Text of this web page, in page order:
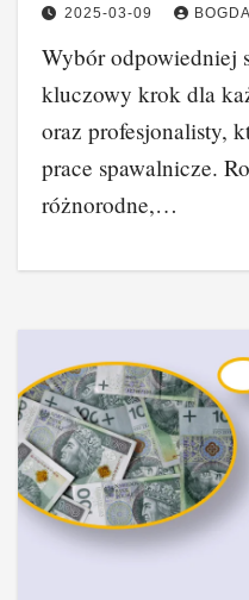
2025-03-09
Wybór odpowiedniej
kluczowy krok dla
oraz profesjonalisty,
prace spawalnicze.
różnorodne,…